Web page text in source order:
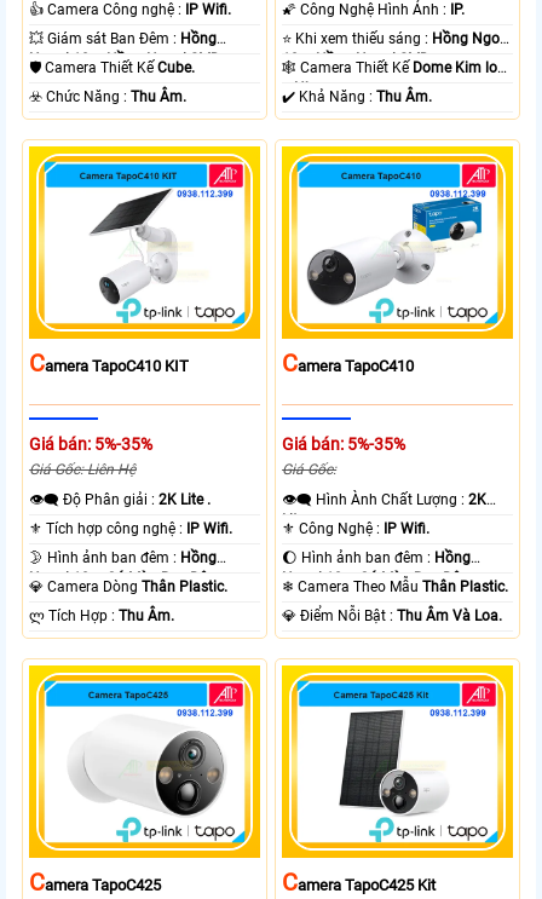
👍 Camera Công nghệ :
IP Wifi.
💥 Giám sát Ban Đêm : Hồng
Ngoại 10m Hồng Ngoại SMD.
🛡 Camera Thiết KếCube.
️☣️ Chức Năng :Thu Âm.
🌠 Công Nghệ Hình Ảnh :
IP.
⭐ Khi xem thiếu sáng : Hồng Ngoại
10m Hồng Ngoại SMD.
🕸️ Camera Thiết Kế Dome Kim loại
+ Nhựa.
️✔️ Khả Năng :Thu Âm.
CAmera TapoC410 KIT
Giá bán: 5%-35%
Giá Gốc: Liên Hệ
👁️‍🗨 Độ Phân giải :2K Lite .
⚜️ Tích hợp công nghệ :
IP Wifi.
🌛 Hình ảnh ban đêm : Hồng
Ngoại 10m Có Màu Ban Ðêm.
💎 Camera DòngThân Plastic.
️ლ Tích Hợp :Thu Âm.
CAmera TapoC410
Giá bán: 5%-35%
Giá Gốc:
👁️‍🗨 Hình Ành Chất Lượng :2K
Lite .
⚜️ Công Nghệ :
IP Wifi.
🌔 Hình ảnh ban đêm : Hồng
Ngoại 10m Có Màu Ban Ðêm.
❄ Camera Theo MẫuThân Plastic.
️💎 Điểm Nỗi Bật :Thu Âm Và Loa.
CAmera TapoC425 CAmera TapoC425 Kit